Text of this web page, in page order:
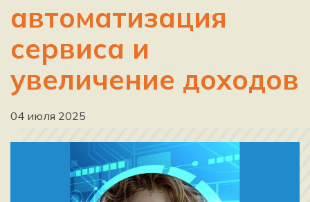
автоматизация
сервиса и
увеличение доходов
04 июля 2025